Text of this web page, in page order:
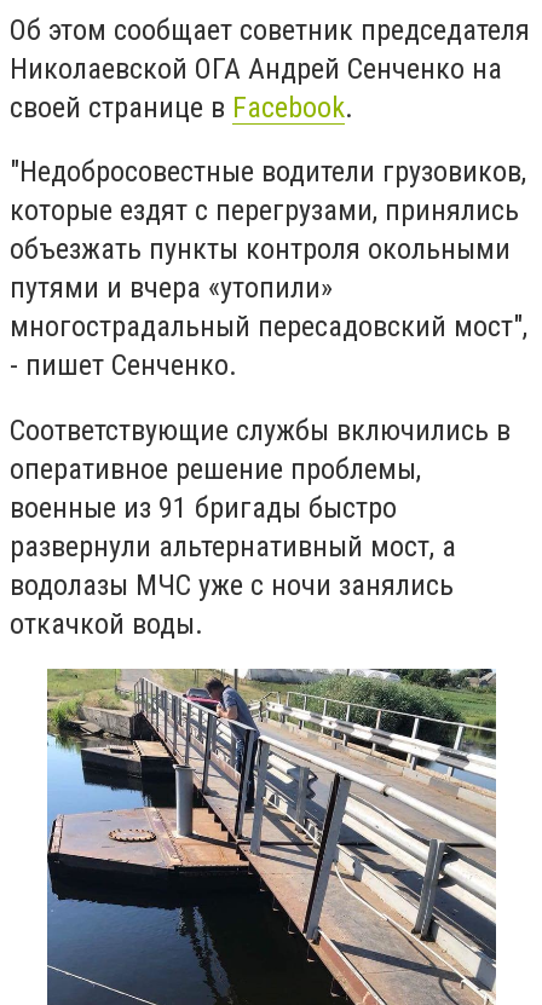
Об этом сообщает советник председателя
Николаевской ОГА Андрей Сенченко на
своей странице в Facebook.
"Недобросовестные водители грузовиков,
которые ездят с перегрузами, принялись
объезжать пункты контроля окольными
путями и вчера «утопили»
многострадальный пересадовский мост",
- пишет Сенченко.
Соответствующие службы включились в
оперативное решение проблемы,
военные из 91 бригады быстро
развернули альтернативный мост, а
водолазы МЧС уже с ночи занялись
откачкой воды.